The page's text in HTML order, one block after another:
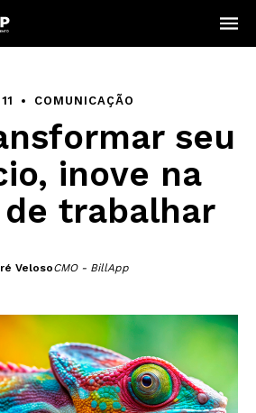
COMUNICAÇÃO
seu
inove na
trabalhar
VelosoCMO - BillApp